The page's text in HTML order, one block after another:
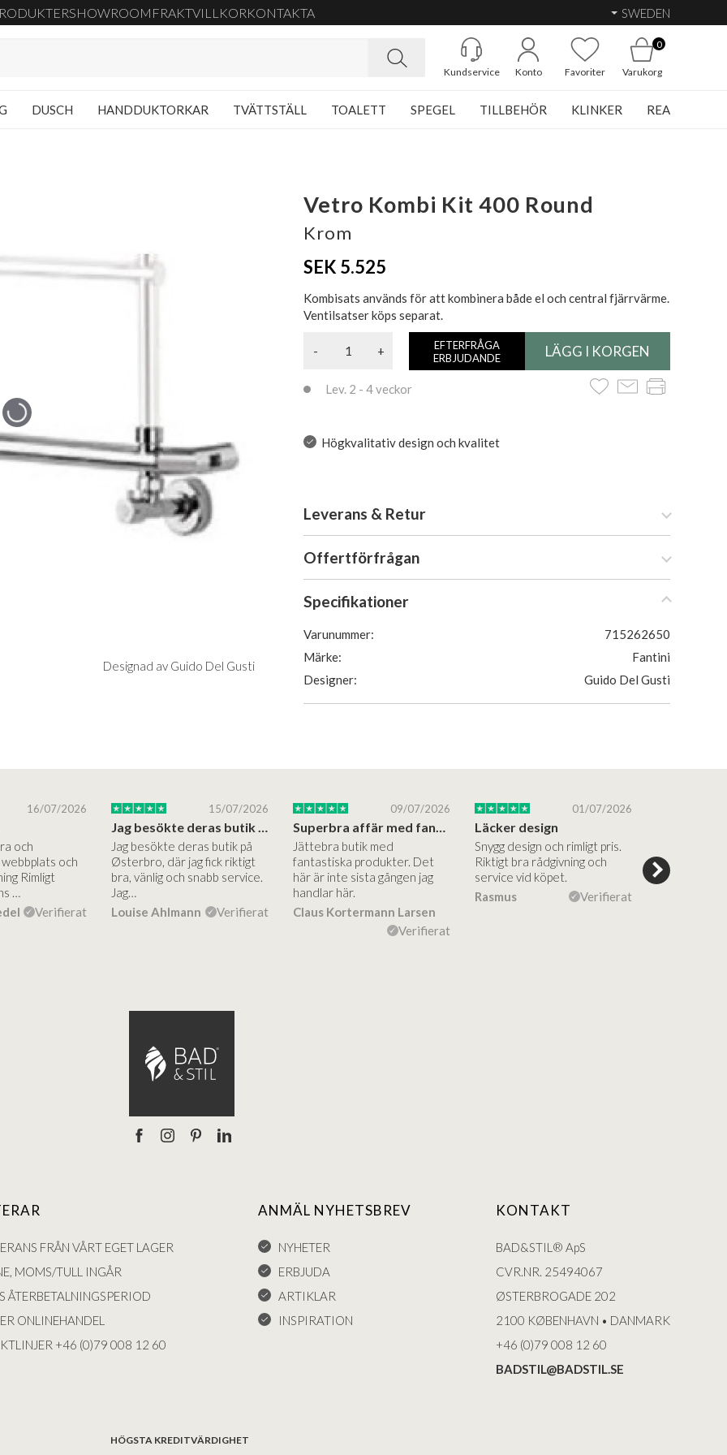
SHOWROOM FRAKTVILLKORKONTAKTA SWEDEN
Kundservice Konto Favoriter
0
Varukorg
DUSCH HANDDUKTORKAR TVÄTTSTÄLL TOALETT SPEGEL TILLBEHÖR KLINKER REA
Designad av Guido Del Gusti
Vetro Kombi Kit 400 Round
Krom
SEK 5.525
Kombisats används för att kombinera både el och central fjärrvärme.
Ventilsatser köps separat.
- +
EFTERFRÅGA
ERBJUDANDE
Lev. 2 - 4 veckor
Högkvalitativ design och kvalitet
Leverans & Retur
Offertförfrågan
Specifikationer
Varunummer:
715262650
Märke:
Fantini
Designer:
Guido Del Gusti
16/07/2026
och
och
Rimligt
…
Verifierat
15/07/2026
Jag besökte deras butik på
Østerbro, där jag fick riktigt
bra, vänlig och snabb service.
Jag…
Louise Ahlmann
Verifierat
09/07/2026
Jättebra butik med
fantastiska produkter. Det
här är inte sista gången jag
handlar här.
Claus Kortermann Larsen
Verifierat
01/07/2026
Läcker design
Snygg design och rimligt pris.
Riktigt bra rådgivning och
service vid köpet.
Rasmus
Verifierat
hjälpsamma
vägledning
FRÅN VÅRT EGET LAGER
MOMS/TULL INGÅR
ÅTERBETALNINGSPERIOD
ONLINEHANDEL
+46 (0)79 008 12 60
ANMÄL NYHETSBREV
NYHETER
ERBJUDA
ARTIKLAR
INSPIRATION
KONTAKT
BAD&STIL® ApS
CVR.NR. 25494067
ØSTERBROGADE 202
2100 KØBENHAVN • DANMARK
+46 (0)79 008 12 60
BADSTIL@BADSTIL.SE
HÖGSTA KREDITVÄRDIGHET